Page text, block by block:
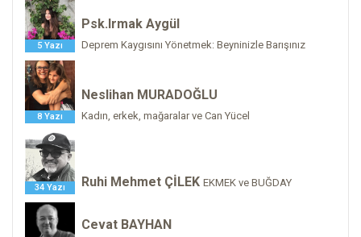
5 Yazı
Psk.Irmak Aygül
Deprem Kaygısını Yönetmek: Beyninizle Barışınız
8 Yazı
Neslihan MURADOĞLU
Kadın, erkek, mağaralar ve Can Yücel
34 Yazı Ruhi Mehmet ÇİLEK EKMEK ve BUĞDAY
Cevat BAYHAN